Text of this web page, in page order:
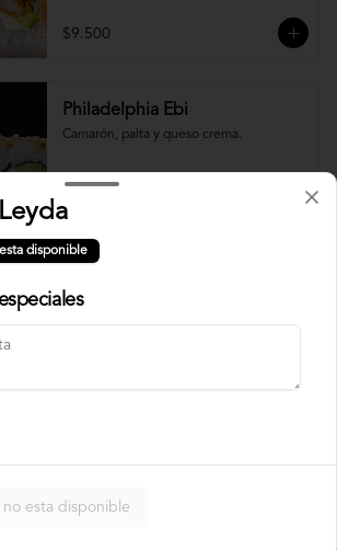
$9.500
Philadelphia Ebi
Camarón, palta y queso crema.
Philadelphia Roll
Rainbow Roll
disponible
esta disponible